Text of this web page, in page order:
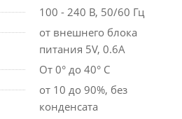
100 - 240 В, 50/60 Гц
от внешнего блока
питания 5V, 0.6А
От 0° до 40° С
от 10 до 90%, без
конденсата